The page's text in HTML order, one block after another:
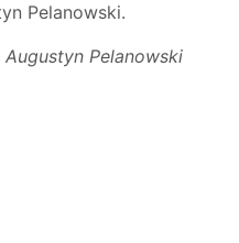
Pelanowski.
Pelanowski